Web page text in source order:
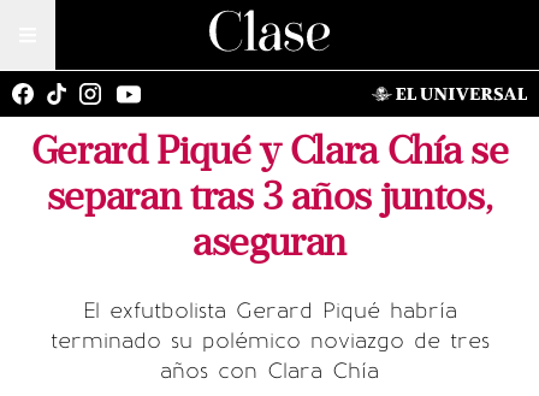
Gerard Piqué y Clara Chía se
separan tras 3 años juntos,
aseguran
El exfutbolista Gerard Piqué habría
terminado su polémico noviazgo de tres
años con Clara Chía